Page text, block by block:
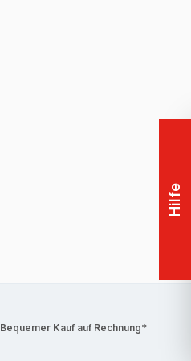
Bequemer Kauf auf Rechnung*
Hilfe